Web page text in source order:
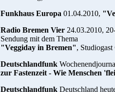
Funkhaus Europa 01.04.2010,
Radio Bremen Vier 24.03.2010,
Sendung mit dem Thema
"Veggiday in Bremen",
Deutschlandfunk
zur Fastenzeit - Wie Menschen
Deutschlandfunk Deutschland